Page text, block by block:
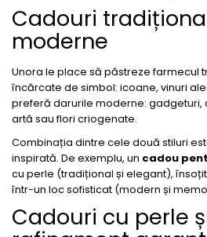
Cadouri
moderne
Unora le place să păstreze farmecul
încărcate de simbol: icoane, vinuri
preferă darurile moderne: gadgeturi,
artă sau flori criogenate.
Combinația dintre cele două stiluri
inspirată. De exemplu, un cadou
cu perle (tradițional și elegant),
într-un loc sofisticat (modern și
Cadouri cu perle